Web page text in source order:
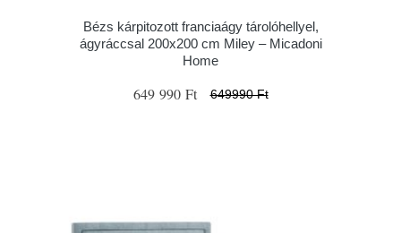
Bézs kárpitozott franciaágy tárolóhellyel,
ágyráccsal 200x200 cm Miley – Micadoni
Home
649 990 Ft 649990 Ft